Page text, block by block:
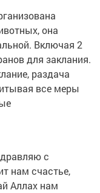
она
Включая 2
для заклания.
раздача
все меры
с
нам счастье,
Аллах нам